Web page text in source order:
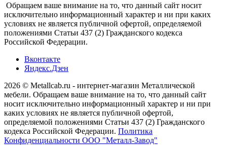
Обращаем ваше внимание на то, что данный сайт носит
исключительно информационный характер и ни при каких
условиях не является публичной офертой, определяемой
положениями Статьи 437 (2) Гражданского кодекса
Российской Федерации.
Вконтакте
Яндекс.Дзен
2026 © Metallcab.ru - интернет-магазин Металлической
мебели. Обращаем ваше внимание на то, что данный сайт
носит исключительно информационный характер и ни при
каких условиях не является публичной офертой,
определяемой положениями Статьи 437 (2) Гражданского
кодекса Российской Федерации. Политика
Конфиденциальности ООО "Металл-Завод"